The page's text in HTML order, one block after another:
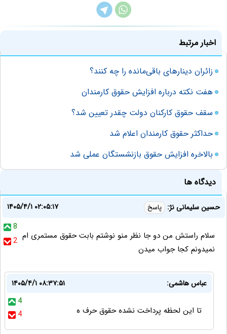
اخبار مرتبط
زائران دینارهای باقی‌مانده را چه کنند؟
هفت نکته درباره افزایش حقوق کارمندان
سقف حقوق کارکنان دولت چقدر تعیین شد؟
حداکثر حقوق کارمندان اعلام شد
بالاخره افزایش حقوق بازنشستگان عملی شد
دیدگاه ها
حسین سلیمانی نژ: پاسخ
۱۴۰۵/۴/۱ ۰۲:۰۵:۱۷
8
2 سلام راستش من دو جا نظر منو نوشتم بابت حقوق مستمری ام
نمیدونم کجا جواب میدن
عباس هاشمی:
۱۴۰۵/۴/۱ ۰۸:۳۷:۵۱
4
4
تا این لحظه پرداخت نشده حقوق حرف ه